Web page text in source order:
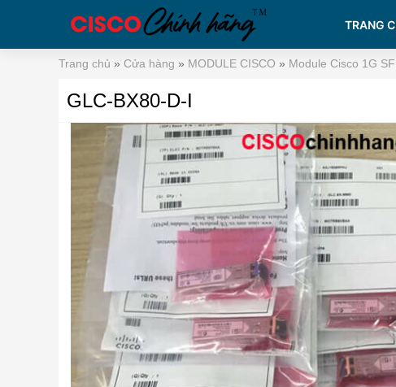
TRANG
Trang chủ » Cửa hàng » MODULE CISCO » Module Cisco 1G
GLC-BX80-D-I